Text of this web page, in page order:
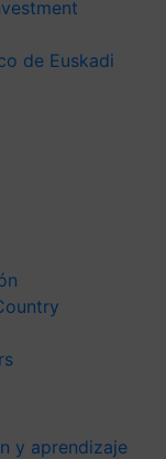
de Euskadi
y aprendizaje